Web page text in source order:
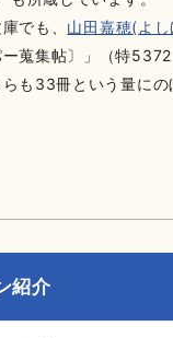
でも、 山田嘉穂(よ
ー蒐集帖〕」（特
も33冊という量にの
紹介